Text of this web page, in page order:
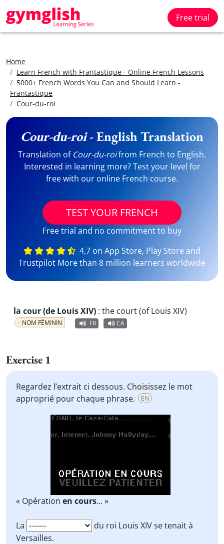
Free trial
Home
Learn French with Frantastique - Online French Lessons
5000+ French Words You Can and Should Learn -
Frantastique
Cour-du-roi
Cour-du-roi- English Translation
Translation of Cour-du-roifrom French to English.
Interested in learning more? Test your level for
free with our online French course.
TEST YOUR FRENCH
Free trial and no commitment to buy
4,7 on App Store, Play Store and
Trustpilot More than 8 million learners worldwide
la cour (de Louis XIV) : the court (of Louis XIV)
NOM FÉMININ FR CA
Exercise 1
Regardez l’extrait ci dessous. Choisissez le mot
approprié pour chaque phrase.
EN
« Opération en cours... »
La
du roi Louis XIV se tenait à
Versailles.